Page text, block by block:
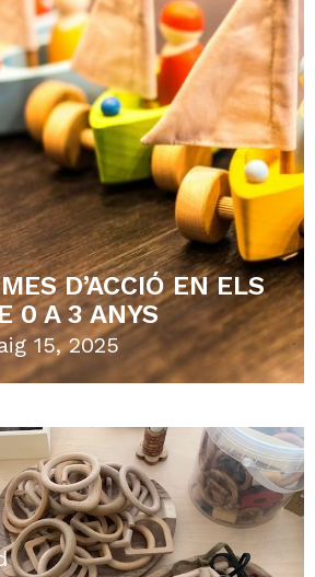
CLAU DEL NOU
INFANTIL:
DE
setembre 19, 2023
CLAU DEL NOU